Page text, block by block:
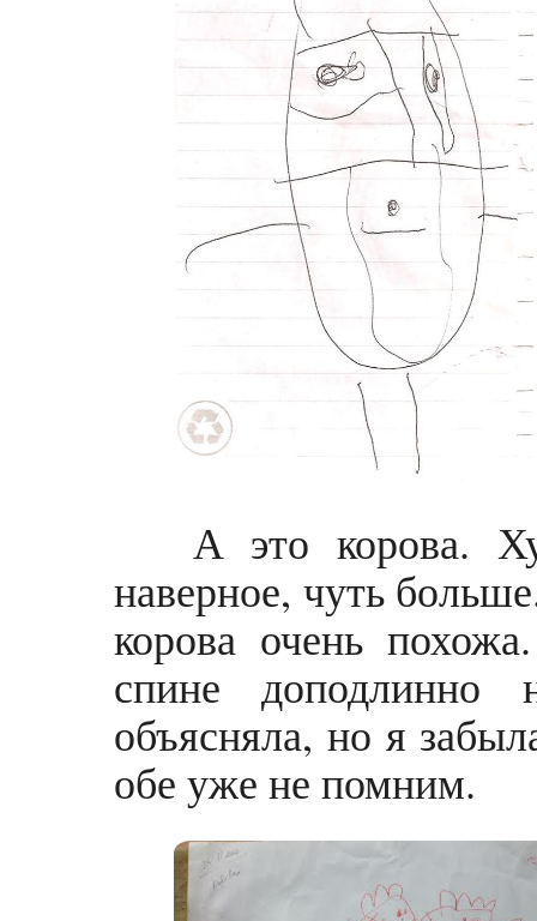
А это корова.
наверное, чуть
корова очень
спине доподлинно
объясняла, но я
обе уже не помним.